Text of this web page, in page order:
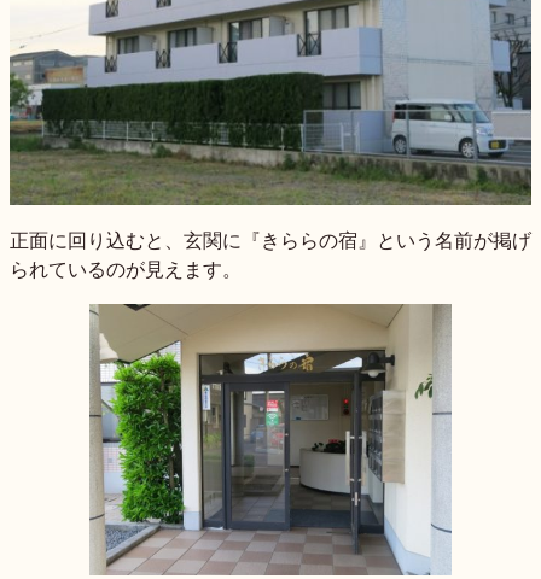
正面に回り込むと、玄関に『きららの宿』という名前が掲げ
られているのが見えます。